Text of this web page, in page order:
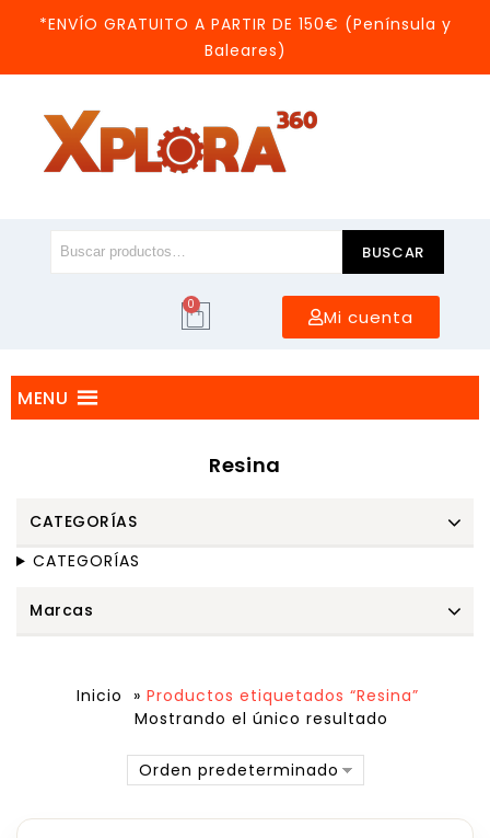
*ENVÍO GRATUITO A PARTIR DE 150€ (Península y
Baleares)
BUSCAR
0
Mi cuenta
MENU
Resina
Inicio » Productos etiquetados “Resina”
Mostrando el único resultado
Orden predeterminado
CATEGORÍAS
CATEGORÍAS
Marcas